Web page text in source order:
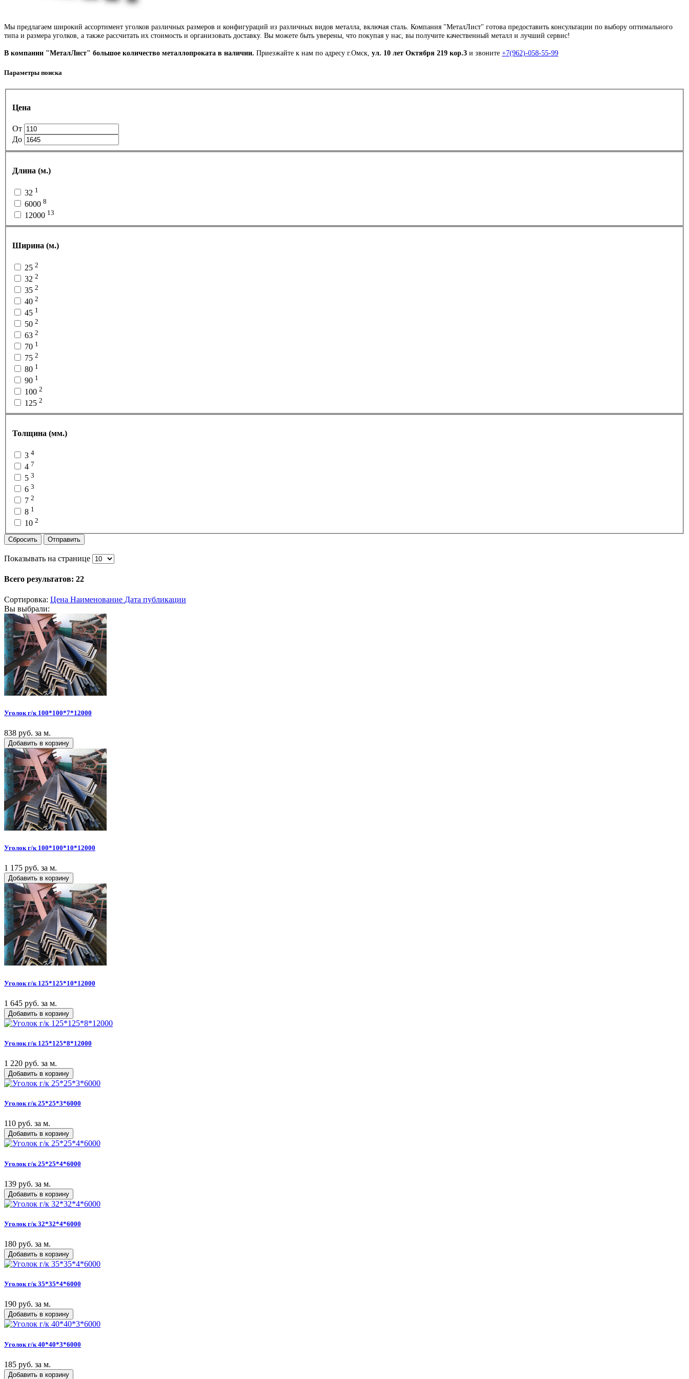
Мы предлагаем широкий ассортимент уголков различных размеров и конфигураций из различных видов металла, включая сталь. Компания "МеталЛист" готова предоставить консультации по выбору оптимального
типа и размера уголков, а также рассчитать их стоимость и организовать доставку. Вы можете быть уверены, что покупая у нас, вы получите качественный металл и лучший сервис!
В компании "МеталЛист" большое количество металлопроката в наличии. Приезжайте к нам по адресу г.Омск, ул. 10 лет Октября 219 кор.3 и звоните +7(962)-058-55-99
Параметры поиска
Цена
От
До
Длина (м.)
32 1
6000 8
12000 13
Ширина (м.)
25 2
32 2
35 2
40 2
45 1
50 2
63 2
70 1
75 2
80 1
90 1
100 2
125 2
Толщина (мм.)
3 4
4 7
5 3
6 3
7 2
8 1
10 2
Сбросить Отправить
Показывать на странице
Всего результатов: 22
Сортировка: Цена Наименование Дата публикации
Вы выбрали:
Уголок г/к 100*100*7*12000
838 руб. за м.
Добавить в корзину
Уголок г/к 100*100*10*12000
1 175 руб. за м.
Добавить в корзину
Уголок г/к 125*125*10*12000
1 645 руб. за м.
Добавить в корзину
Уголок г/к 125*125*8*12000
1 220 руб. за м.
Добавить в корзину
Уголок г/к 25*25*3*6000
110 руб. за м.
Добавить в корзину
Уголок г/к 25*25*4*6000
139 руб. за м.
Добавить в корзину
Уголок г/к 32*32*4*6000
180 руб. за м.
Добавить в корзину
Уголок г/к 35*35*4*6000
190 руб. за м.
Добавить в корзину
Уголок г/к 40*40*3*6000
185 руб. за м.
Добавить в корзину